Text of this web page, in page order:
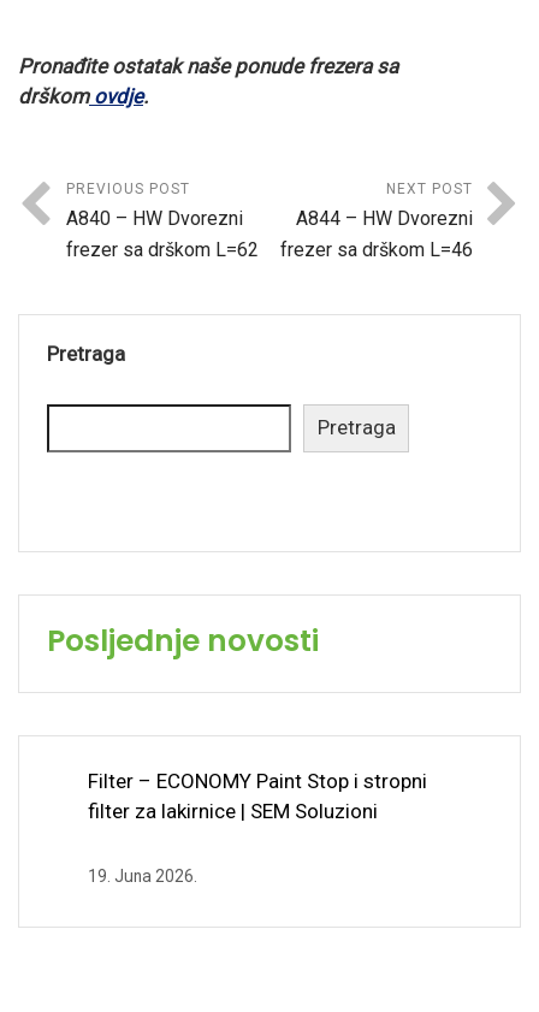
Pronađite ostatak naše ponudefrezera sa
drškomovdje.
PREVIOUS POST
A840 – HW Dvorezni
frezer sa drškom L=62
NEXT POST
A844 – HW Dvorezni
frezer sa drškom L=46
Pretraga
Pretraga
Posljednje novosti
Filter – ECONOMY Paint Stop i stropni
filter za lakirnice | SEM Soluzioni
19. Juna 2026.